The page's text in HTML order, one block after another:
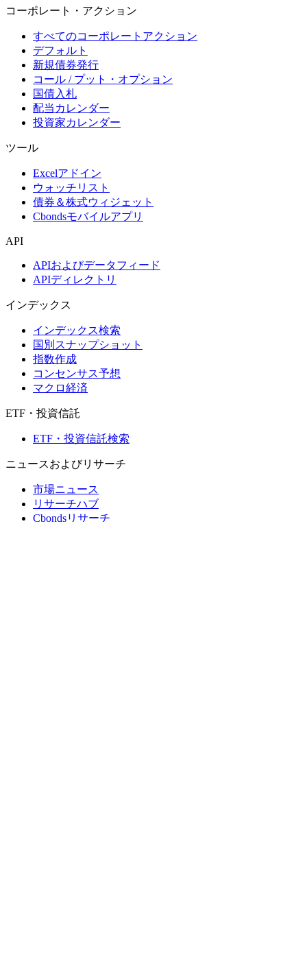
コーポレート・アクション
すべてのコーポレートアクション
デフォルト
新規債券発行
コール / プット・オプション
国債入札
配当カレンダー
投資家カレンダー
ツール
Excelアドイン
ウォッチリスト
債券＆株式ウィジェット
Cbondsモバイルアプリ
API
APIおよびデータフィード
APIディレクトリ
インデックス
インデックス検索
国別スナップショット
指数作成
コンセンサス予想
マクロ経済
ETF・投資信託
ETF・投資信託検索
ニュースおよびリサーチ
市場ニュース
リサーチハブ
Cbondsリサーチ